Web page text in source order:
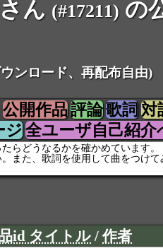
ん (#17211) の
ンロード、再配布自由)
公開作品評論歌詞対
ジ全ユーザ自己紹介
らどうなるかを確かめています。
また、歌詞を使用して曲をつけ
id タイトル /作者